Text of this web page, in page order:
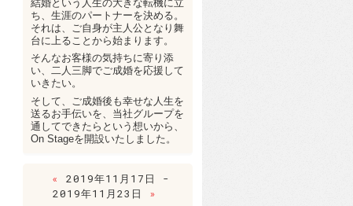
結婚という人生の大きな転機に立
ち、生涯のパートナーを決める。
それは、ご自身が主人公となり舞
台に上ることから始まります。
そんなお客様の気持ちに寄り添
い、二人三脚でご成婚を応援して
いきたい。
そして、ご成婚後も幸せな人生を
送るお手伝いを、当社グループを
通してできたらという想いから、
On Stageを開設いたしました。
« 2019年11月17日 -
2019年11月23日
»